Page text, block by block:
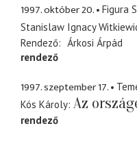
1997. október 20.
Figura
Stanislaw Ignacy
Rendező
Árkosi Árpád
rendező
1997. szeptember 17.
Kós Károly Az
rendező